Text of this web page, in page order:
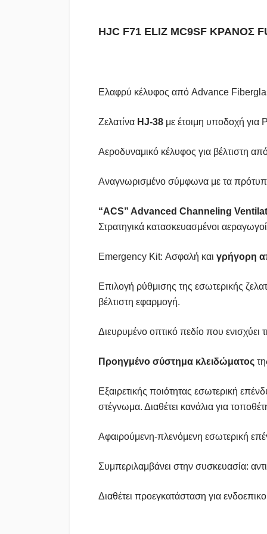
HJC F71 ELIZ MC9SF ΚΡΑΝΟΣ
Ελαφρύ κέλυφος από Advance
Ζελατίνα HJ-38 με έτοιμη υποδοχή για
Αεροδυναμικό κέλυφος για βέλτιστη
Αναγνωρισμένο σύμφωνα με τα
“ACS” Advanced Channeling
Στρατηγικά κατασκευασμένοι
Emergency Kit: Ασφαλή και γρήγορη
Επιλογή ρύθμισης της εσωτερικής
βέλτιστη εφαρμογή.
Διευρυμένο οπτικό πεδίο που ενισχύει
Προηγμένο σύστημα κλειδώματος
Εξαιρετικής ποιότητας εσωτερική
στέγνωμα. Διαθέτει κανάλια για
Αφαιρούμενη-πλενόμενη εσωτερική
Συμπεριλαμβάνει στην συσκευασία:
Διαθέτει προεγκατάσταση για